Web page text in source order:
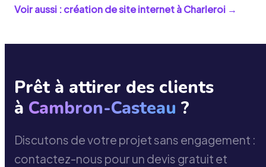
Voir aussi : création de site internet àCharleroi →
Prêt à attirer des clients
à Cambron-Casteau ?
Discutons de votre projet sans engagement :
contactez-nous pour un devis gratuit et